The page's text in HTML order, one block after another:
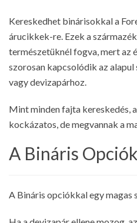
Kereskedhet binárisokkal a
árucikkek-re. Ezek a
természetüknél fogva, mert az
szorosan kapcsolódik az
vagy devizapárhoz.
Mint minden fajta kereskedés,
kockázatos, de megvannak a
A Bináris
A Bináris opciókkal egy magas